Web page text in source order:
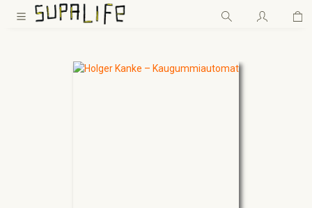
Zum Hauptinhalt springen